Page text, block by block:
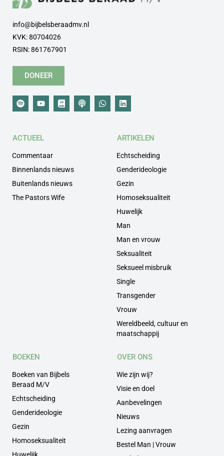
info@bijbelsberaadmv.nl
KVK: 80704026
RSIN: 861767901
DONEER
ACTUEEL
Commentaar
Binnenlands nieuws
Buitenlands nieuws
The Pastors Wife
ARTIKELEN
Echtscheiding
Genderideologie
Gezin
Homoseksualiteit
Huwelijk
Man
Man en vrouw
Seksualiteit
Seksueel misbruik
Single
Transgender
Vrouw
Wereldbeeld, cultuur en
maatschappij
BOEKEN
Boeken van Bijbels
Beraad M/V
Echtscheiding
Genderideologie
Gezin
Homoseksualiteit
OVER ONS
Wie zijn wij?
Visie en doel
Aanbevelingen
Nieuws
Lezing aanvragen
Bestel Man | Vrouw